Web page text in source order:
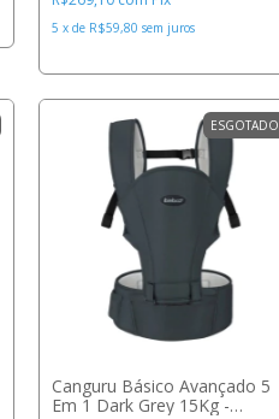
5 x de R$59,80 sem juros
ESGOTADO
Canguru Básico Avançado 5
Em 1 Dark Grey 15Kg -